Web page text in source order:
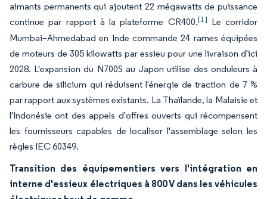
aimants permanents qui ajoutent 22 mégawatts de puissance
continue par rapport à la plateforme CR400.[1] Le corridor
Mumbai–Ahmedabad en Inde commande 24 rames équipées
de moteurs de 305 kilowatts par essieu pour une livraison d'ici
2028. L'expansion du N700S au Japon utilise des onduleurs à
carbure de silicium qui réduisent l'énergie de traction de 7 %
par rapport aux systèmes existants. La Thaïlande, la Malaisie et
l'Indonésie ont des appels d'offres ouverts qui récompensent
les fournisseurs capables de localiser l'assemblage selon les
règles IEC 60349.
Transition des équipementiers vers l'intégration en
interne d'essieux électriques à 800 V dans les véhicules